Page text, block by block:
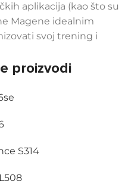
aplikacija (kao što su
Magene idealnim
svoj trening i
proizvodi
S314